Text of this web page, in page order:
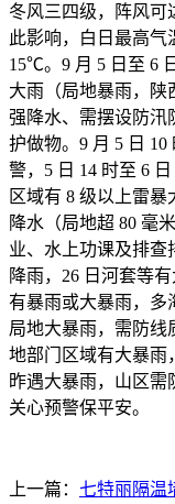
冬风三四级，阵风可
此影响，白日最高
15℃。9 月 5 日至 6
大雨（局地暴雨，陕
强降水、需摆设防汛
护做物。9 月 5 日
警，5 日 14 时至 6
区域有 8 级以上雷
降水（局地超 80 毫
业、水上功课及排查
降雨，26 日河套等
有暴雨或大暴雨，多
局地大暴雨，需防线
地部门区域有大暴雨
昨遇大暴雨，山区需
关心预警保平安。
上一篇： 七特丽隔温